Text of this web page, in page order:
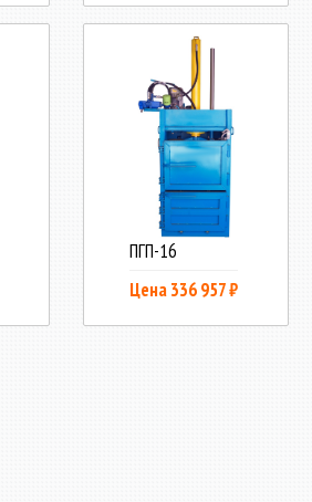
ПГП-16
Цена 336 957 ₽